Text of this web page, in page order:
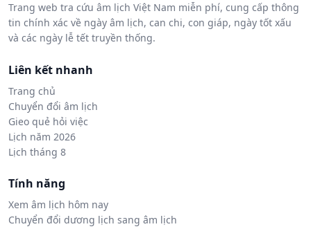
Trang web tra cứu âm lịch Việt Nam miễn phí, cung cấp thông
tin chính xác về ngày âm lịch, can chi, con giáp, ngày tốt xấu
và các ngày lễ tết truyền thống.
Liên kết nhanh
Trang chủ
Chuyển đổi âm lịch
Gieo quẻ hỏi việc
Lịch năm 2026
Lịch tháng 8
Tính năng
Xem âm lịch hôm nay
Chuyển đổi dương lịch sang âm lịch